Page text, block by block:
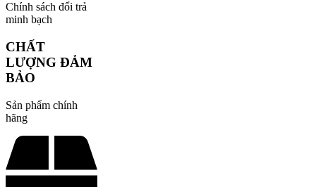
Chính sách đổi trả
minh bạch
CHẤT
LƯỢNG ĐẢM
BẢO
Sản phẩm chính
hãng